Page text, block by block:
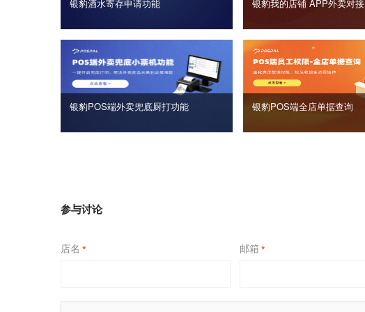
银豹酒水寄存申请功能 银豹我的店铺 APP外卖对接
银豹POS端外卖兜底厨打功能 银豹POS端全店单据查询
参与讨论
店名 * 邮箱 *